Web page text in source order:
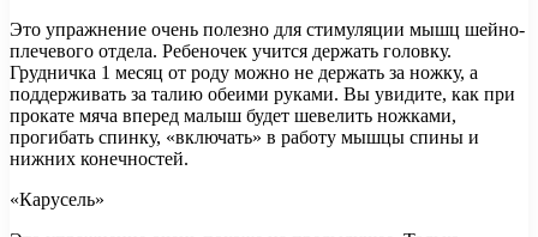
Это упражнение очень полезно для стимуляции мышц шейно-
плечевого отдела. Ребеночек учится держать головку.
Грудничка 1 месяц от роду можно не держать за ножку, а
поддерживать за талию обеими руками. Вы увидите, как при
прокате мяча вперед малыш будет шевелить ножками,
прогибать спинку, «включать» в работу мышцы спины и
нижних конечностей.
«Карусель»